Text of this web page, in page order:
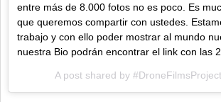
entre más de 8.000 fotos no es poco. Es
que queremos compartir con ustedes.
trabajo y con ello poder mostrar al mundo
nuestra Bio podrán encontrar el link con las
A post shared by #DroneFilmsProject